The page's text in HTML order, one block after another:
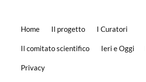
Home Il progetto I Curatori
Il comitato scientifico Ieri e Oggi
Privacy